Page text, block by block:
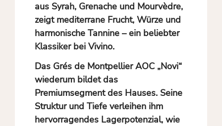
aus Syrah, Grenache und Mourvèdre,
zeigt mediterrane Frucht, Würze und
harmonische Tannine – ein beliebter
Klassiker bei Vivino.
Das Grés de Montpellier AOC „Novi“
wiederum bildet das
Premiumsegment des Hauses. Seine
Struktur und Tiefe verleihen ihm
hervorragendes Lagerpotenzial, wie